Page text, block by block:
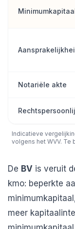
Notariële akte
Indicatieve
volgens het WVV.
De BV is veruit
kmo: beperkte
meer